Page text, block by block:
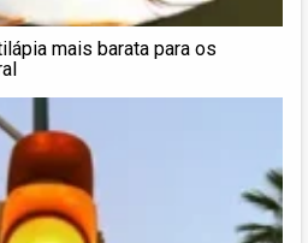
mais barata para os